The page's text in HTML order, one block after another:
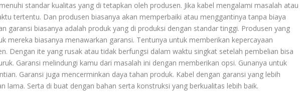
standar kualitas yang di tetapkan oleh produsen. Jika kabel mengalami masalah atau
tertentu. Dan produsen biasanya akan memperbaiki atau menggantinya tanpa biaya
garansi biasanya adalah produk yang di produksi dengan standar tinggi. Produsen yang
mereka biasanya menawarkan garansi. Tentunya untuk memberikan kepercayaan
Dengan ite yang rusak atau tidak berfungsi dalam waktu singkat setelah pembelian bisa
Garansi melindungi kamu dari masalah ini dengan memberikan opsi. Gunanya untuk
Garansi juga mencerminkan daya tahan produk. Kabel dengan garansi yang lebih
lama. Serta di buat dengan bahan serta konstruksi yang berkualitas lebih baik.